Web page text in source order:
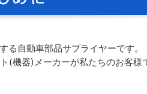
る自動車部品サプライヤーです。
(機器)メーカーが私たちのお客様